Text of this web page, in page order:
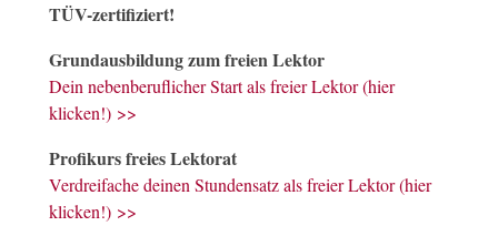
TÜV-zertifiziert!
Grundausbildung zum freien Lektor
Dein nebenberuflicher Start als freier Lektor (hier
klicken!) >>
Profikurs freies Lektorat
Verdreifache deinen Stundensatz als freier Lektor (hier
klicken!) >>